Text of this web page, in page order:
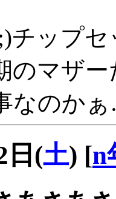
チップ
のマザ
なのか
日(土) [n